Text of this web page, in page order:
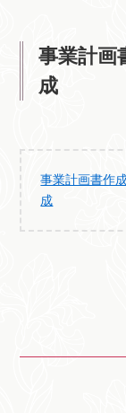
事業計画
成
事業計画書作
成